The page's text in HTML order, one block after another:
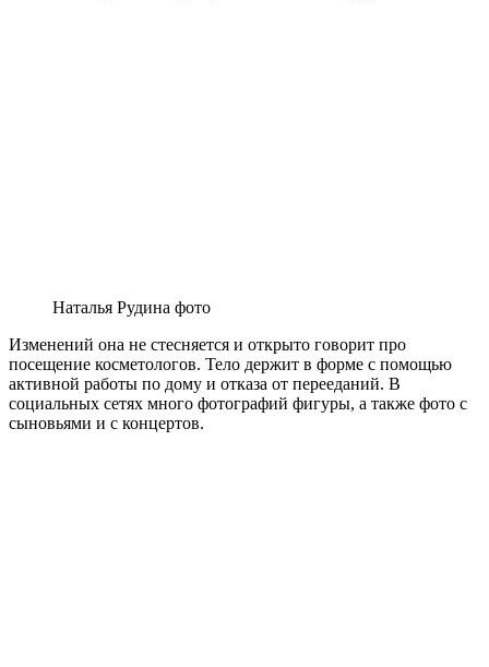
Наталья Рудина фото
Изменений она не стесняется и открыто говорит про
посещение косметологов. Тело держит в форме с помощью
активной работы по дому и отказа от перееданий. В
социальных сетях много фотографий фигуры, а также фото с
сыновьями и с концертов.